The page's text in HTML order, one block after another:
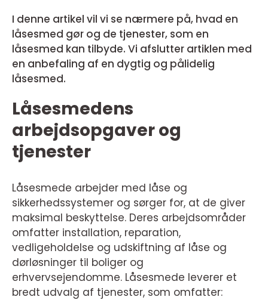
I denne artikel vil vi se nærmere på, hvad en
låsesmed gør og de tjenester, som en
låsesmed kan tilbyde. Vi afslutter artiklen med
en anbefaling af en dygtig og pålidelig
låsesmed.
Låsesmedens
arbejdsopgaver og
tjenester
Låsesmede arbejder med låse og
sikkerhedssystemer og sørger for, at de giver
maksimal beskyttelse. Deres arbejdsområder
omfatter installation, reparation,
vedligeholdelse og udskiftning af låse og
dørløsninger til boliger og
erhvervsejendomme. Låsesmede leverer et
bredt udvalg af tjenester, som omfatter: